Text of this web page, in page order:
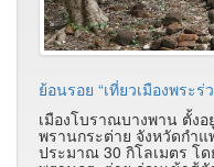
ย้อนรอย “เที่ยวเมืองพระ
เมืองโบราณบางพาน ตั้ง
พรานกระต่าย จังหวัดกำแ
ประมาณ 30 กิโลเมตร โ